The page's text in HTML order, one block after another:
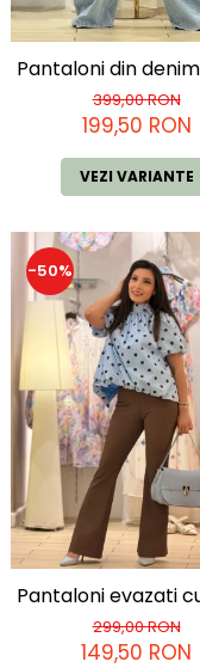
Pantaloni din
399,00 RON
199,50 RON
VEZI VARIANTE
-50%
Pantaloni evazati
299,00 RON
149,50 RON